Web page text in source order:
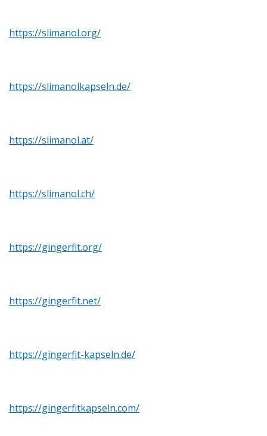
https://slimanol.org/
https://slimanolkapseln.de/
https://slimanol.at/
https://slimanol.ch/
https://gingerfit.org/
https://gingerfit.net/
https://gingerfit-kapseln.de/
https://gingerfitkapseln.com/